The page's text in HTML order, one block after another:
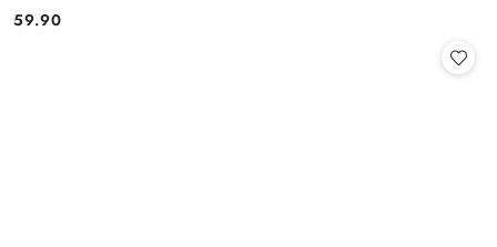
Cena:
59.90